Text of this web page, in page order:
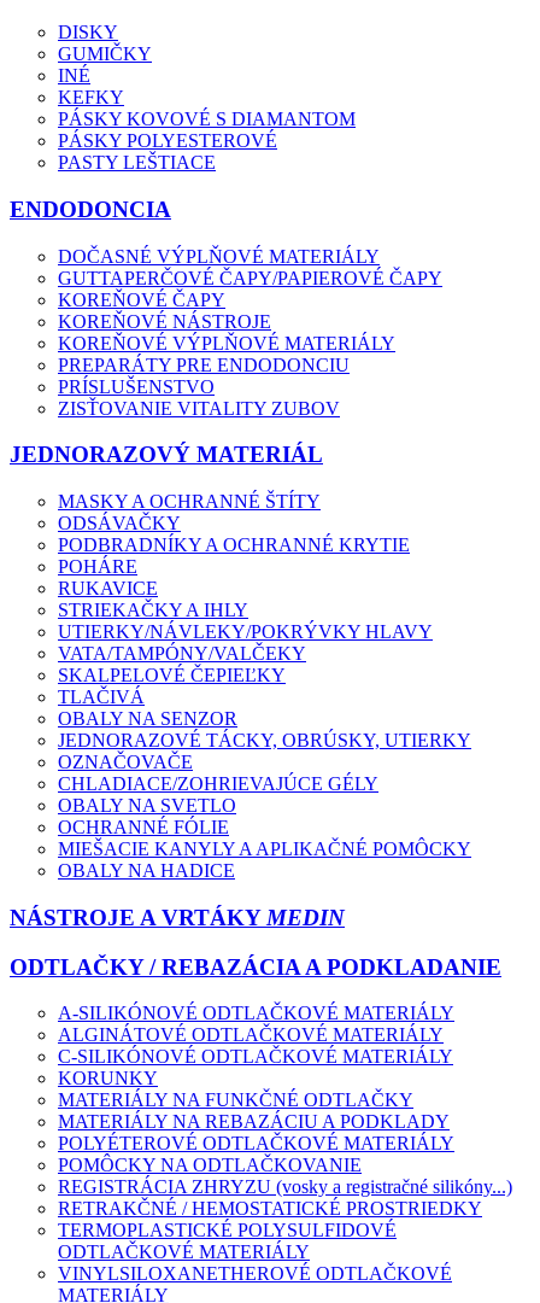
DISKY
GUMIČKY
INÉ
KEFKY
PÁSKY KOVOVÉ S DIAMANTOM
PÁSKY POLYESTEROVÉ
PASTY LEŠTIACE
ENDODONCIA
DOČASNÉ VÝPLŇOVÉ MATERIÁLY
GUTTAPERČOVÉ ČAPY/PAPIEROVÉ ČAPY
KOREŇOVÉ ČAPY
KOREŇOVÉ NÁSTROJE
KOREŇOVÉ VÝPLŇOVÉ MATERIÁLY
PREPARÁTY PRE ENDODONCIU
PRÍSLUŠENSTVO
ZISŤOVANIE VITALITY ZUBOV
JEDNORAZOVÝ MATERIÁL
MASKY A OCHRANNÉ ŠTÍTY
ODSÁVAČKY
PODBRADNÍKY A OCHRANNÉ KRYTIE
POHÁRE
RUKAVICE
STRIEKAČKY A IHLY
UTIERKY/NÁVLEKY/POKRÝVKY HLAVY
VATA/TAMPÓNY/VALČEKY
SKALPELOVÉ ČEPIEĽKY
TLAČIVÁ
OBALY NA SENZOR
JEDNORAZOVÉ TÁCKY, OBRÚSKY, UTIERKY
OZNAČOVAČE
CHLADIACE/ZOHRIEVAJÚCE GÉLY
OBALY NA SVETLO
OCHRANNÉ FÓLIE
MIEŠACIE KANYLY A APLIKAČNÉ POMÔCKY
OBALY NA HADICE
NÁSTROJE A VRTÁKY MEDIN
ODTLAČKY / REBAZÁCIA A PODKLADANIE
A-SILIKÓNOVÉ ODTLAČKOVÉ MATERIÁLY
ALGINÁTOVÉ ODTLAČKOVÉ MATERIÁLY
C-SILIKÓNOVÉ ODTLAČKOVÉ MATERIÁLY
KORUNKY
MATERIÁLY NA FUNKČNÉ ODTLAČKY
MATERIÁLY NA REBAZÁCIU A PODKLADY
POLYÉTEROVÉ ODTLAČKOVÉ MATERIÁLY
POMÔCKY NA ODTLAČKOVANIE
REGISTRÁCIA ZHRYZU (vosky a registračné silikóny...)
RETRAKČNÉ / HEMOSTATICKÉ PROSTRIEDKY
TERMOPLASTICKÉ POLYSULFIDOVÉ
ODTLAČKOVÉ MATERIÁLY
VINYLSILOXANETHEROVÉ ODTLAČKOVÉ
MATERIÁLY